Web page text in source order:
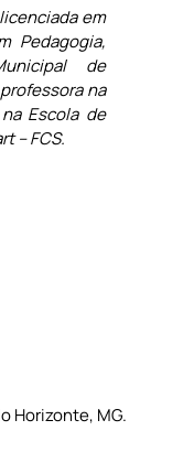
em
Pedagogia,
de
na
Escola de
– FCS.
Horizonte, MG.